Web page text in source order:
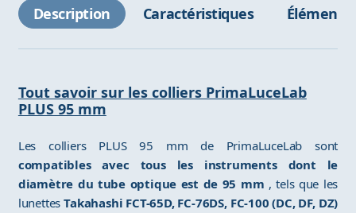
Description Caractéristiques Éléments
Tout savoir sur les colliers PrimaLuceLab
PLUS 95 mm
Les colliers PLUS 95 mm de PrimaLuceLab sont
compatibles avec tous les instruments dont le
diamètre du tube optique est de 95 mm , tels que les
lunettesTakahashi FCT-65D, FC-76DS, FC-100 (DC, DF, DZ)